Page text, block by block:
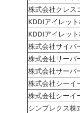
株式会社クレス
KDDIアイレッ
KDDIアイレッ
株式会社サイバ
株式会社サーバ
株式会社サーバ
株式会社シーイ
株式会社シーイ
シンプレクス株